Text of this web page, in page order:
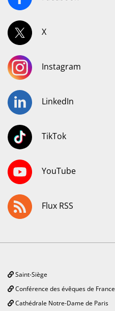
X
Instagram
LinkedIn
TikTok
YouTube
Flux RSS
Saint-Siège
Conférence des évêques de France
Cathédrale Notre-Dame de Paris